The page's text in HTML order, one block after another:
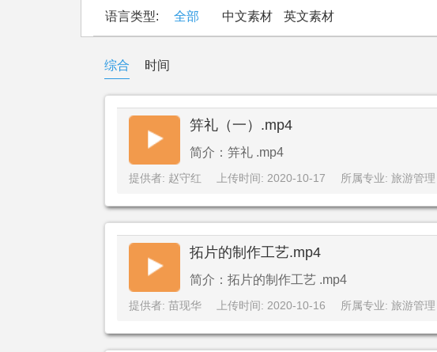
语言类型: 全部 中文素材 英文素材
综合 时间
笄礼（一）.mp4
简介：笄礼 .mp4
提供者: 赵守红 上传时间: 2020-10-17 所属专业: 旅游管理
拓片的制作工艺.mp4
简介：拓片的制作工艺 .mp4
提供者: 苗现华 上传时间: 2020-10-16 所属专业: 旅游管理